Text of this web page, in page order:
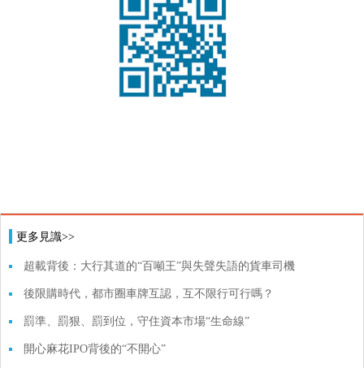
更多見識>>
超載背後：大行其道的“百噸王”與失聲失語的貨車司機
後限購時代，都市圈車牌互認，互不限行可行嗎？
罰準、罰狠、罰到位，守住資本市場“生命線”
開心麻花IPO背後的“不開心”